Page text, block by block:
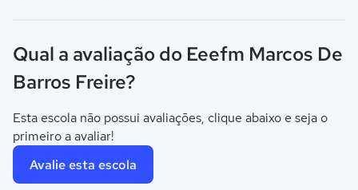
Qual a avaliação do Eeefm Marcos De
Barros Freire?
Esta escola não possui avaliações, clique abaixo e seja o
primeiro a avaliar!
Avalie esta escola